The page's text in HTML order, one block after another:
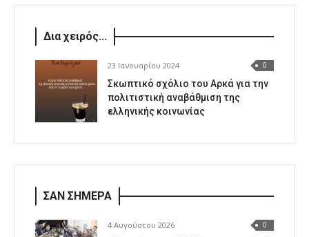
Δια χειρός...
23 Ιανουαρίου 2024 0
Σκωπτικό σχόλιο του Αρκά για την
πολιτιστική αναβάθμιση της
ελληνικής κοινωνίας
ΣΑΝ ΣΗΜΕΡΑ
4 Αυγούστου 2026 0